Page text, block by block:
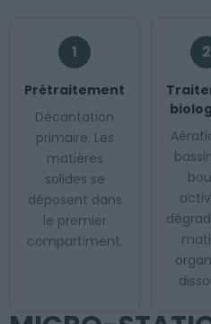
1
Prétraitement
Décantation
primaire. Les
matières
solides se
déposent dans
le premier
compartiment.
2